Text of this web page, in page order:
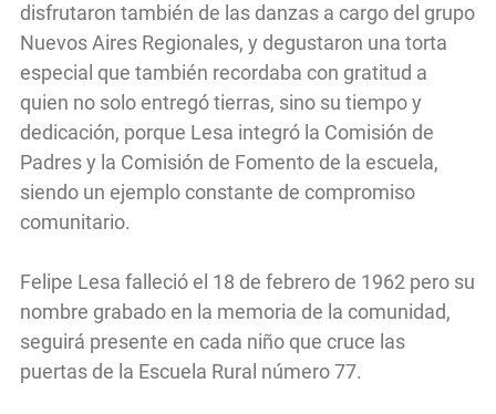
disfrutaron también de las danzas a cargo del grupo
Nuevos Aires Regionales, y degustaron una torta
especial que también recordaba con gratitud a
quien no solo entregó tierras, sino su tiempo y
dedicación, porque Lesa integró la Comisión de
Padres y la Comisión de Fomento de la escuela,
siendo un ejemplo constante de compromiso
comunitario.
Felipe Lesa falleció el 18 de febrero de 1962 pero su
nombre grabado en la memoria de la comunidad,
seguirá presente en cada niño que cruce las
puertas de la Escuela Rural número 77.